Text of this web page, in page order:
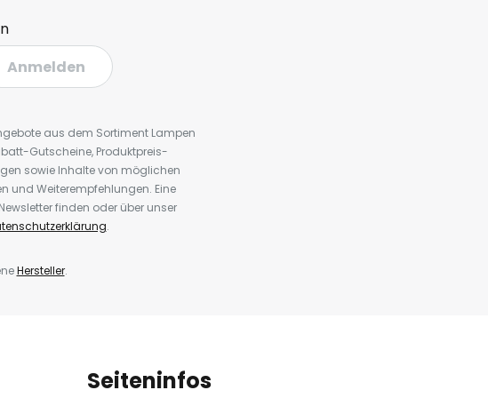
Anmelden
aus dem Sortiment Lampen
Gutscheine, Produktpreis-
sowie Inhalte von möglichen
und Weiterempfehlungen. Eine
finden oder über unser
.
Hersteller.
Seiteninfos